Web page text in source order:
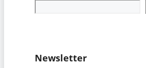
Newsletter